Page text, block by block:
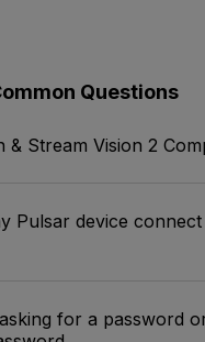
Questions
& Stream Vision 2
Pulsar device
for a password